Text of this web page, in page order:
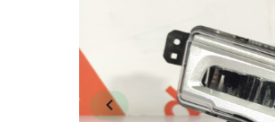
chevron_left